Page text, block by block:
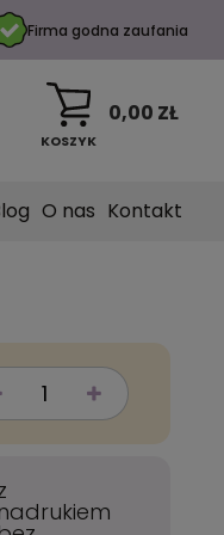
Firma godna zaufania
KOSZYK
0,00 ZŁ
O nas Kontakt